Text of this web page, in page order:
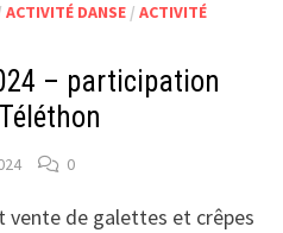
ACTIVITÉ DANSE/ ACTIVITÉ
– participation
0
vente de galettes et crêpes